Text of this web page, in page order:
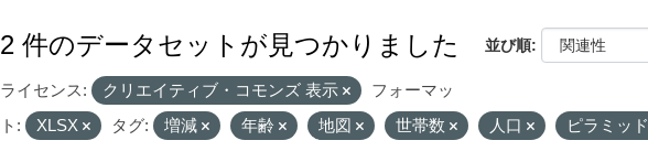
並び順
2 件のデータセットが見つかりました
ライセンス: クリエイティブ・コモンズ 表示
フォーマッ
ト:
XLSX タグ: 増減 年齢 地図 世帯数 人口 ピラミッド